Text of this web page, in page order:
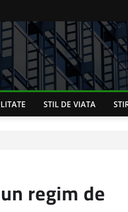
STIL DE VIATA
regim de